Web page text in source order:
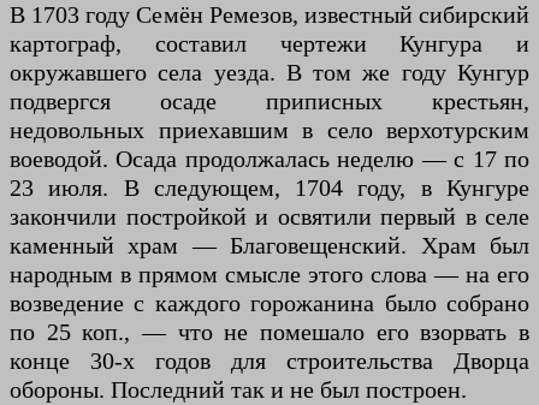
В 1703 году Семён Ремезов, известный сибирский
картограф, составил чертежи Кунгура и
окружавшего села уезда. В том же году Кунгур
подвергся осаде приписных крестьян,
недовольных приехавшим в село верхотурским
воеводой. Осада продолжалась неделю — с 17 по
23 июля. В следующем, 1704 году, в Кунгуре
закончили постройкой и освятили первый в селе
каменный храм — Благовещенский. Храм был
народным в прямом смысле этого слова — на его
возведение с каждого горожанина было собрано
по 25 коп., — что не помешало его взорвать в
конце 30-х годов для строительства Дворца
обороны. Последний так и не был построен.